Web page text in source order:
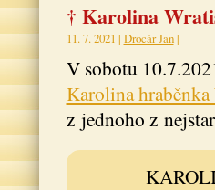
† Karolina
11. 7. 2021 | Drocár Jan|
V sobotu
Karolina
z jednoho z